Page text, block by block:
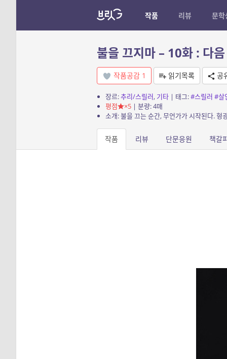
작품 리뷰 문학
불을 끄지마 – 10화 : 다
작품공감 1 읽기목록 공
장르:추리/스릴러, 기타| 태그:#스릴러 #살
평점
×5| 분량: 4매
작품 리뷰 단문응원 책갈